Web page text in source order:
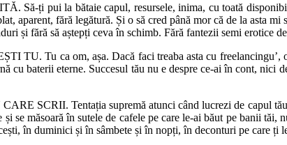
ți pui la bătaie capul, resursele, inima, cu toată
aparent, fără legătură. Și o să cred până mor că de la asta
și fără să aștepți ceva în schimb. Fără fantezii semi erotice
TU. Tu ca om, așa. Dacă faci treaba asta cu freelancingu’,
cu baterii eterne. Succesul tău nu e despre ce-ai în cont, nici
SCRII. Tentația supremă atunci când lucrezi de capul
se măsoară în sutele de cafele pe care le-ai băut pe banii
în duminici și în sâmbete și în nopți, în deconturi pe care